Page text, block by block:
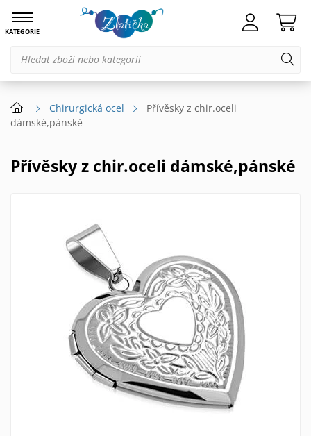
KATEGORIE
Chirurgická ocel
Přívěsky z chir.oceli
dámské,pánské
Přívěsky z chir.oceli dámské,pánské